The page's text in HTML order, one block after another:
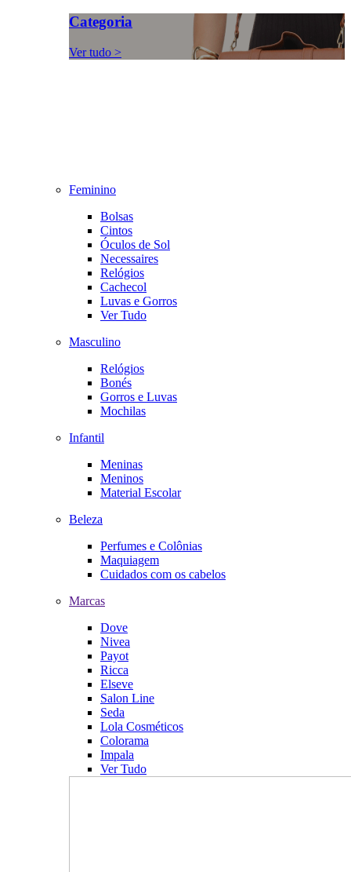
Categoria
Ver tudo >
Feminino
Bolsas
Cintos
Óculos de Sol
Necessaires
Relógios
Cachecol
Luvas e Gorros
Ver Tudo
Masculino
Relógios
Bonés
Gorros e Luvas
Mochilas
Infantil
Meninas
Meninos
Material Escolar
Beleza
Perfumes e Colônias
Maquiagem
Cuidados com os cabelos
Marcas
Dove
Nivea
Payot
Ricca
Elseve
Salon Line
Seda
Lola Cosméticos
Colorama
Impala
Ver Tudo